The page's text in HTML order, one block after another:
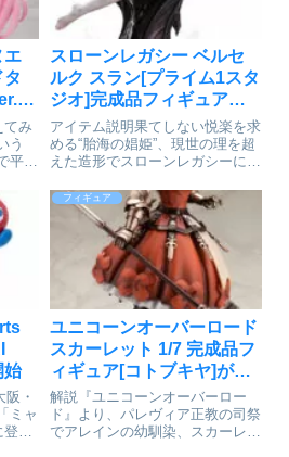
エ
ミ
付
てみ
う
気
ン』
艦
ョ」
L...
スローンレガシー ベルセ
ルク スラン[プライム1スタ
ジオ]完成品フィギュアが
予約受付開始
アイテム説明果てしない悦楽を求
める“胎海の娼姫”、現世の理を超
えた造形でスローンレガシーに現
命の物語が描かれる『ベルセル
ク』。この傑作ダークファンタジ
ーから、ゴッド・ハンドのひとり
「スラン」がスローンレガシー
始
・
ミャ
登
フィギュア
ユニコーンオーバーロード
スカーレット 1/7 完成品フ
ィギュア[コトブキヤ]が予
約受付中
解説『ユニコーンオーバーロー
ド』より、パレヴィア正教の司祭
でアレインの幼馴染、スカーレッ